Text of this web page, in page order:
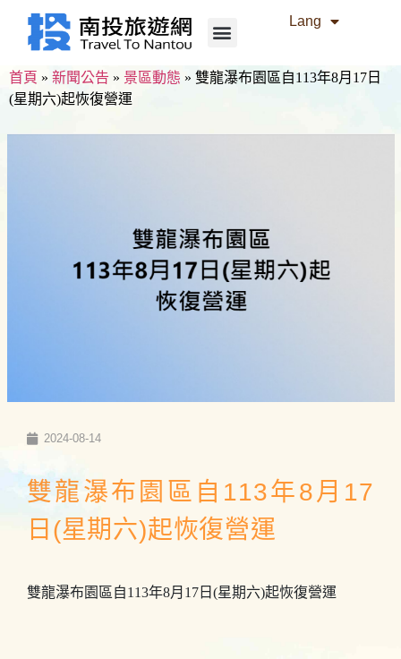
Lang
首頁 » 新聞公告 » 景區動態 » 雙龍瀑布園區自113年8月17日
(星期六)起恢復營運
2024-08-14
雙龍瀑布園區自113年8月17
日(星期六)起恢復營運
雙龍瀑布園區自113年8月17日(星期六)起恢復營運